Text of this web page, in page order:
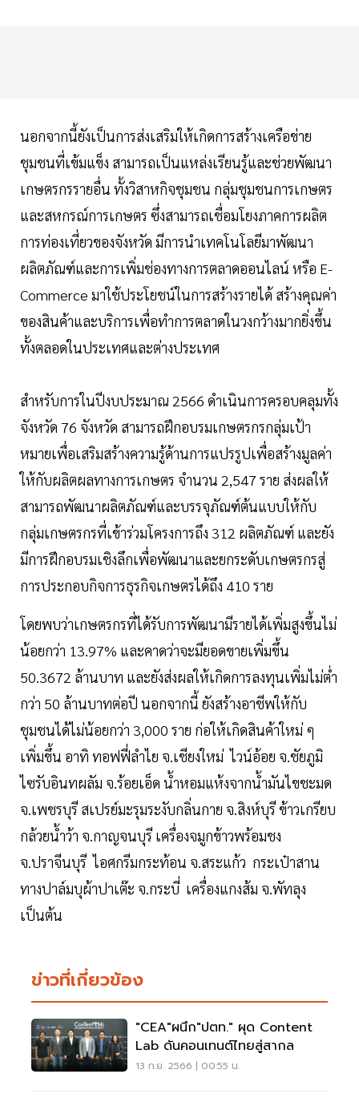
นอกจากนี้ยังเป็นการส่งเสริมให้เกิดการสร้างเครือข่าย
ชุมชนที่เข้มแข็ง สามารถเป็นแหล่งเรียนรู้และช่วยพัฒนา
เกษตรกรรายอื่น ทั้งวิสาหกิจชุมชน กลุ่มชุมชนการเกษตร
และสหกรณ์การเกษตร ซึ่งสามารถเชื่อมโยงภาคการผลิต
การท่องเที่ยวของจังหวัด มีการนำเทคโนโลยีมาพัฒนา
ผลิตภัณฑ์และการเพิ่มช่องทางการตลาดออนไลน์ หรือ E-
Commerce มาใช้ประโยชน์ในการสร้างรายได้ สร้างคุณค่า
ของสินค้าและบริการเพื่อทำการตลาดในวงกว้างมากยิ่งขึ้น
ทั้งตลอดในประเทศและต่างประเทศ
สำหรับการในปีงบประมาณ 2566 ดำเนินการครอบคลุมทั้ง
จังหวัด 76 จังหวัด สามารถฝึกอบรมเกษตรกรกลุ่มเป้า
หมายเพื่อเสริมสร้างความรู้ด้านการแปรรูปเพื่อสร้างมูลค่า
ให้กับผลิตผลทางการเกษตร จำนวน 2,547 ราย ส่งผลให้
สามารถพัฒนาผลิตภัณฑ์และบรรจุภัณฑ์ต้นแบบให้กับ
กลุ่มเกษตรกรที่เข้าร่วมโครงการถึง 312 ผลิตภัณฑ์ และยัง
มีการฝึกอบรมเชิงลึกเพื่อพัฒนาและยกระดับเกษตรกรสู่
การประกอบกิจการธุรกิจเกษตรได้ถึง 410 ราย
โดยพบว่าเกษตรกรที่ได้รับการพัฒนามีรายได้เพิ่มสูงขึ้นไม่
น้อยกว่า 13.97% และคาดว่าจะมียอดขายเพิ่มขึ้น
50.3672 ล้านบาท และยังส่งผลให้เกิดการลงทุนเพิ่มไม่ต่ำ
กว่า 50 ล้านบาทต่อปี นอกจากนี้ ยังสร้างอาชีพให้กับ
ชุมชนได้ไม่น้อยกว่า 3,000 ราย ก่อให้เกิดสินค้าใหม่ ๆ
เพิ่มขึ้น อาทิ ทอฟฟี่ลำไย จ.เชียงใหม่ ไวน์อ้อย จ.ชัยภูมิ
ไซรับอินทผลัม จ.ร้อยเอ็ด น้ำหอมแห้งจากน้ำมันไขชะมด
จ.เพชรบุรี สเปรย์มะรุมระงับกลิ่นกาย จ.สิงห์บุรี ข้าวเกรียบ
กล้วยน้ำว้า จ.กาญจนบุรี เครื่องจมูกข้าวพร้อมชง
จ.ปราจีนบุรี ไอศกรีมกระท้อน จ.สระแก้ว กระเป๋าสาน
ทางปาล์มบุผ้าปาเต๊ะ จ.กระบี่ เครื่องแกงส้ม จ.พัทลุง
เป็นต้น
ข่าวที่เกี่ยวข้อง
"CEA"ผนึก"ปตท." ผุด Content
Lab ดันคอนเทนต์ไทยสู่สากล
13 ก.ย. 2566 | 00:55 น.